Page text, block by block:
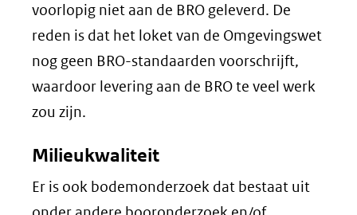
voorlopig niet aan de BRO geleverd. De
reden is dat het loket van de Omgevingswet
nog geen BRO-standaarden voorschrijft,
waardoor levering aan de BRO te veel werk
zou zijn.
Milieukwaliteit
Er is ook bodemonderzoek dat bestaat uit